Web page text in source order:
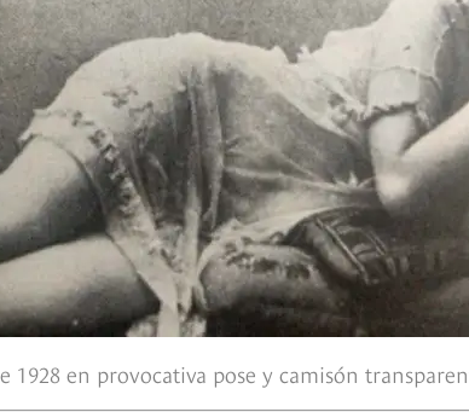
1928 en provocativa pose y camisón